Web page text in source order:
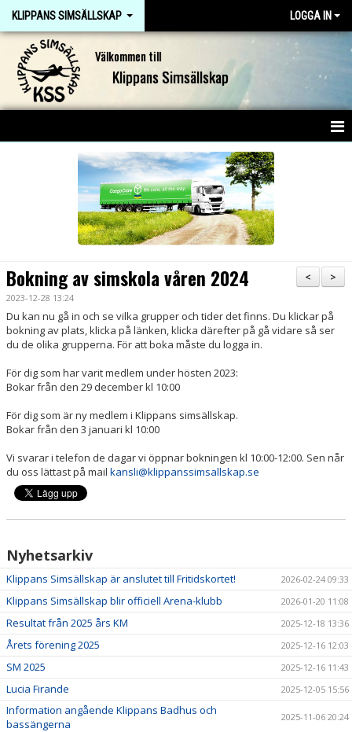
KLIPPANS SIMSÄLLSKAP LOGGA IN
Klippans Simsällskap
Välkommen till
DOKUMENT
JOBBA I KSS
>
<
Bokning av simskola våren 2024
2023-12-28 13:24
Du kan nu gå in och se vilka grupper och tider det finns. Du klickar på
bokning av plats, klicka på länken, klicka därefter på gå vidare så ser
du de olika grupperna. För att boka måste du logga in.
För dig som har varit medlem under hösten 2023:
Bokar från den 29 december kl 10:00
För dig som är ny medlem i Klippans simsällskap.
Bokar från den 3 januari kl 10:00
Vi svarar i telefon de dagar vi öppnar bokningen kl 10:00-12:00. Sen når
du oss lättast på mail kansli@klippanssimsallskap.se
Nyhetsarkiv
Klippans Simsällskap är anslutet till Fritidskortet! 2026-02-24 09:33
Klippans Simsällskap blir officiell Arena-klubb 2026-01-20 11:08
Resultat från 2025 års KM 2025-12-18 13:36
Årets förening 2025 2025-12-16 12:03
SM 2025 2025-12-16 11:43
Lucia Firande 2025-12-05 15:56
Information angående Klippans Badhus och
bassängerna
2025-11-06 20:24